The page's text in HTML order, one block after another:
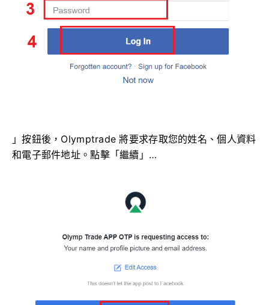
」按鈕後，Olymptrade 將要求存取您的姓名、個人資料
和電子郵件地址。點擊「繼續」…